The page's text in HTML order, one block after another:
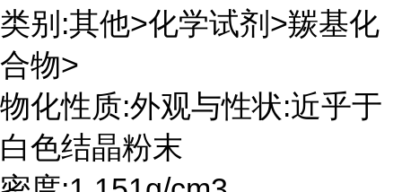
类别:其他>化学试剂>羰基化
合物>
物化性质:外观与性状:近乎于
白色结晶粉末